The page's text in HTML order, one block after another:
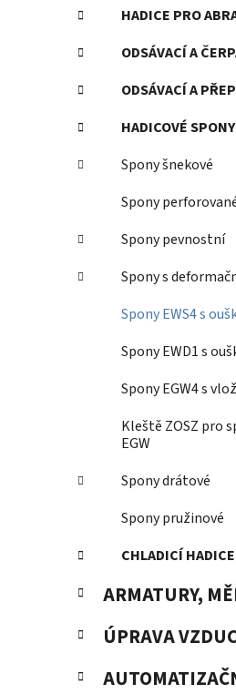
HADICE PRO
ODSÁVACÍ A
ODSÁVACÍ A
HADICOVÉ SPONY
Spony šnekové
Spony
Spony pevnostní
Spony s
Spony EWS4 s
Spony EWD1 s
Spony EGW4 s
Kleště ZOSZ pro
EGW
Spony drátové
Spony pružinové
CHLADICÍ
ARMATURY,
ÚPRAVA